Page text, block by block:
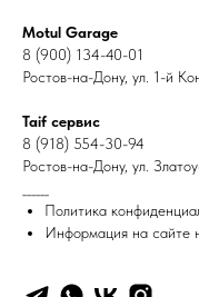
Motul Garage
8 (900) 134-40-01
Ростов-на-Дону, ул. 1-й
Taif сервис
8 (918) 554-30-94
Ростов-на-Дону, ул.
Политика
Информация на сайте